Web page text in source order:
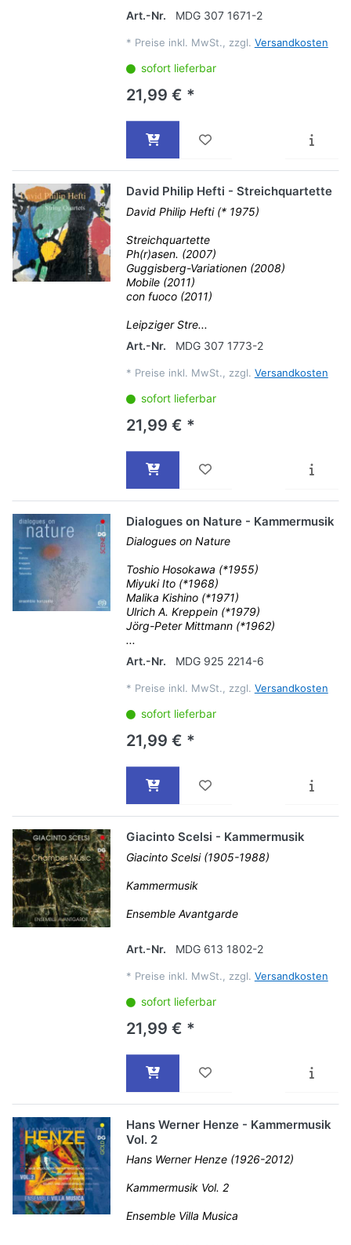
Art.-Nr. MDG 307 1671-2
* Preise inkl. MwSt., zzgl. Versandkosten
sofort lieferbar
21,99 € *
David Philip Hefti - Streichquartette
David Philip Hefti (* 1975)
Streichquartette
Ph(r)asen. (2007)
Guggisberg-Variationen (2008)
Mobile (2011)
con fuoco (2011)
Leipziger Stre...
Art.-Nr.
MDG 307 1773-2
* Preise inkl. MwSt., zzgl. Versandkosten
sofort lieferbar
21,99 € *
Dialogues on Nature - Kammermusik
Dialogues on Nature
Toshio Hosokawa (*1955)
Miyuki Ito (*1968)
Malika Kishino (*1971)
Ulrich A. Kreppein (*1979)
Jörg-Peter Mittmann (*1962)
...
Art.-Nr.
MDG 925 2214-6
* Preise inkl. MwSt., zzgl. Versandkosten
sofort lieferbar
21,99 € *
Giacinto Scelsi - Kammermusik
Giacinto Scelsi (1905-1988)
Kammermusik
Ensemble Avantgarde
Art.-Nr. MDG 613 1802-2
* Preise inkl. MwSt., zzgl. Versandkosten
sofort lieferbar
21,99 € *
Hans Werner Henze - Kammermusik
Vol. 2
Hans Werner Henze (1926-2012)
Kammermusik Vol. 2
Ensemble Villa Musica